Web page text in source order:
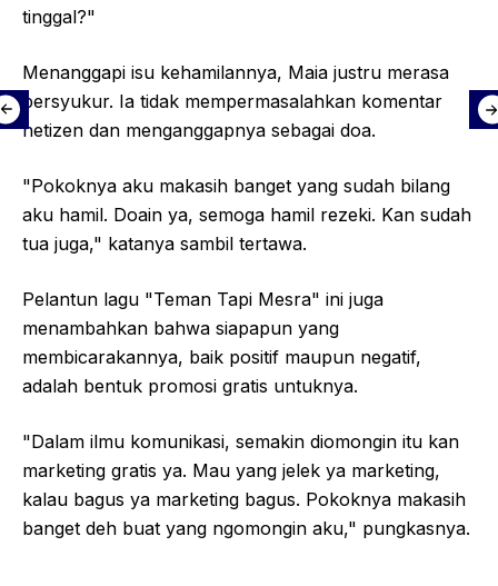
tinggal?"
Menanggapi isu kehamilannya, Maia justru merasa
bersyukur. Ia tidak mempermasalahkan komentar
netizen dan menganggapnya sebagai doa.
"Pokoknya aku makasih banget yang sudah bilang
aku hamil. Doain ya, semoga hamil rezeki. Kan sudah
tua juga," katanya sambil tertawa.
Pelantun lagu "Teman Tapi Mesra" ini juga
menambahkan bahwa siapapun yang
membicarakannya, baik positif maupun negatif,
adalah bentuk promosi gratis untuknya.
"Dalam ilmu komunikasi, semakin diomongin itu kan
marketing gratis ya. Mau yang jelek ya marketing,
kalau bagus ya marketing bagus. Pokoknya makasih
banget deh buat yang ngomongin aku," pungkasnya.